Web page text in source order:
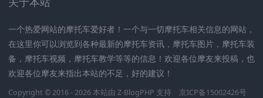
一个热爱网站的摩托车爱好者！一个与一切摩托车相关信息的网站，
在这里你可以浏览到各种最新的摩托车资讯，摩托车图片，摩托车装
备，摩托车视频，摩托车教学等等的信息！欢迎各位摩友来投稿，也
欢迎各位摩友来指出本站的不足，好的建议！
Copyright © 2016 - 2026 本站由 Z-BlogPHP 支持
京ICP备15002426号